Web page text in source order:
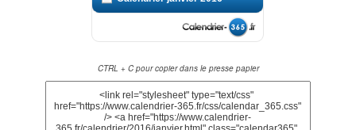
CTRL + C pour copier dans le presse papier